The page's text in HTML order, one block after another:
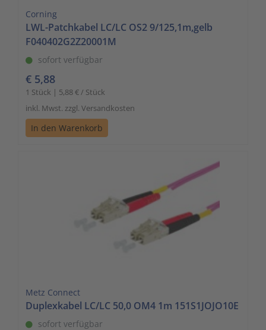
Corning
LWL-Patchkabel LC/LC OS2 9/125,1m,gelb
F040402G2Z20001M
sofort verfügbar
€ 5,88
1 Stück | 5,88 € / Stück
inkl. Mwst. zzgl. Versandkosten
In den Warenkorb
Metz Connect
Duplexkabel LC/LC 50,0 OM4 1m 151S1JOJO10E
sofort verfügbar